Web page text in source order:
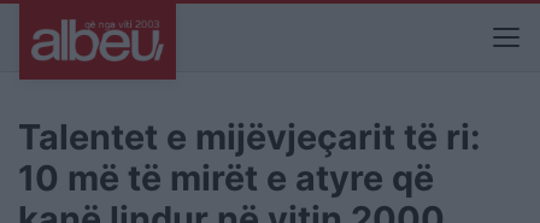
Talentet e mijëvjeçarit të ri:
10 më të mirët e atyre që